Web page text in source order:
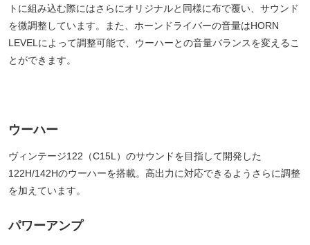
トに組み込む際にはさらにオリジナルと同様に布で覆い、サウンド
を微調整しています。また、ホーンドライバーの音量はHORN
LEVELによって調整可能で、ウーハーとの音量バランスを変えるこ
とができます。
ウーハー
ヴィンテージ122（C15L）のサウンドを目指して開発した
122H/142Hのウーハーを搭載。高出力に対応できるようさらに調整
を加えています。
パワーアンプ